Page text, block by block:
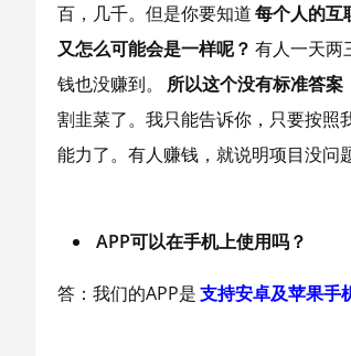
百，几千。但是你要知道每个人的互
又怎么可能会是一样呢？ 有人一天两
钱也没赚到。
所以这个没有标准答案
割韭菜了。我只能告诉你，只要按照
能力了。有人赚钱，就说明项目没问
APP可以在手机上使用吗？
答：我们的APP是支持安卓及苹果手